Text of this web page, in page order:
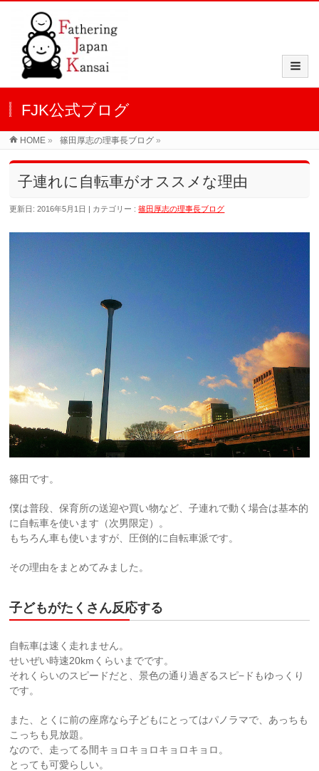
FJK公式ブログ
HOME » 篠田厚志の理事長ブログ »
子連れに自転車がオススメな理由
更新日: 2016年5月1日 カテゴリー :篠田厚志の理事長ブログ
篠田です。
僕は普段、保育所の送迎や買い物など、子連れで動く場合は基本的
に自転車を使います（次男限定）。
もちろん車も使いますが、圧倒的に自転車派です。
その理由をまとめてみました。
子どもがたくさん反応する
自転車は速く走れません。
せいぜい時速20kmくらいまでです。
それくらいのスピードだと、景色の通り過ぎるスピ−ドもゆっくり
です。
また、とくに前の座席なら子どもにとってはパノラマで、あっちも
こっちも見放題。
なので、走ってる間キョロキョロキョロキョロ。
とっても可愛らしい。